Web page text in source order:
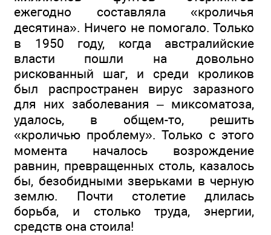
ежегодно составляла «кроличья
десятина». Ничего не помогало. Только
в 1950 году, когда австралийские
власти пошли на довольно
рискованный шаг, и среди кроликов
был распространен вирус заразного
для них заболевания – миксоматоза,
удалось, в общем-то, решить
«кроличью проблему». Только с этого
момента началось возрождение
равнин, превращенных столь, казалось
бы, безобидными зверьками в черную
землю. Почти столетие длилась
борьба, и столько труда, энергии,
средств она стоила!